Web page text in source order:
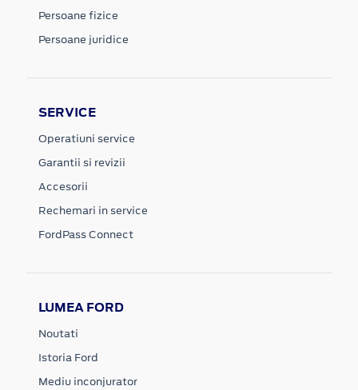
Persoane fizice
Persoane juridice
SERVICE
Operatiuni service
Garantii si revizii
Accesorii
Rechemari in service
FordPass Connect
LUMEA FORD
Noutati
Istoria Ford
Mediu inconjurator